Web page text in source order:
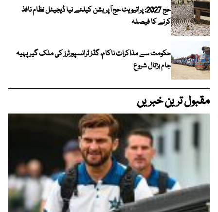
حج 2027: پرائیویٹ حج آپریشن کیلئے نیا ڈیجیٹل نظام نافذ
کرنے کا فیصلہ
حکومت سے مذاکرات ناکام، گڈز ٹرانسپورٹرز کی ملک گیر پہیہ
جام ہڑتال شروع
مقبول ترین خبریں